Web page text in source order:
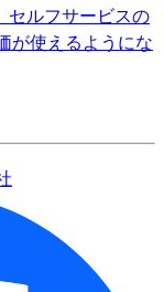
セルフサービスの
が使えるようにな